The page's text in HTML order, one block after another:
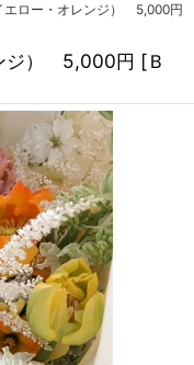
エロー・オレンジ） 5,000円
ジ） 5,000円 [Ｂ